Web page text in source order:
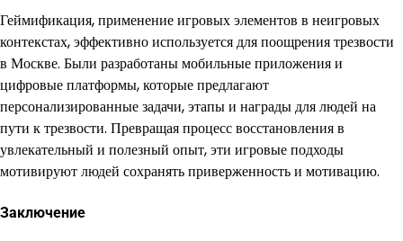
Геймификация, применение игровых элементов в неигровых
контекстах, эффективно используется для поощрения трезвости
в Москве. Были разработаны мобильные приложения и
цифровые платформы, которые предлагают
персонализированные задачи, этапы и награды для людей на
пути к трезвости. Превращая процесс восстановления в
увлекательный и полезный опыт, эти игровые подходы
мотивируют людей сохранять приверженность и мотивацию.
Заключение